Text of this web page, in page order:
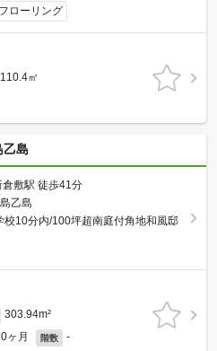
フローリング
110.4㎡
乙島
倉敷駅 徒歩41分
乙島
校10分内/100坪超南庭付角地和風邸
303.94m²
ヶ月 階数 -